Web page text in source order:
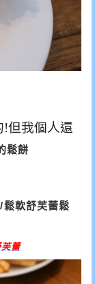
!但我個人還
鬆餅
蕾